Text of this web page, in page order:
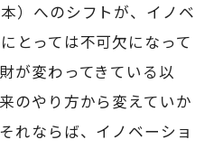
）へのシフトが、イノベ
とっては不可欠になって
が変わってきている以
のやり方から変えていか
れならば、イノベーショ